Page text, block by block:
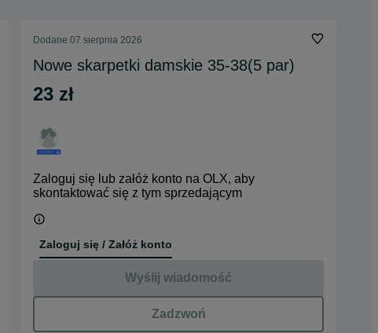
Dodane 07 sierpnia 2026
Nowe skarpetki damskie 35-38(5 par)
23 zł
Zaloguj się lub załóż konto na OLX, aby
skontaktować się z tym sprzedającym
Zaloguj się / Załóż konto
Wyślij wiadomość
Zadzwoń